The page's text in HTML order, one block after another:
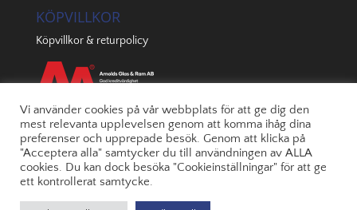
KÖPVILLKOR
Köpvillkor & returpolicy
Vi använder cookies på vår webbplats för att ge dig den
mest relevanta upplevelsen genom att komma ihåg dina
preferenser och upprepade besök. Genom att klicka på
"Acceptera alla" samtycker du till användningen av ALLA
cookies. Du kan dock besöka "Cookieinställningar" för att ge
ett kontrollerat samtycke.